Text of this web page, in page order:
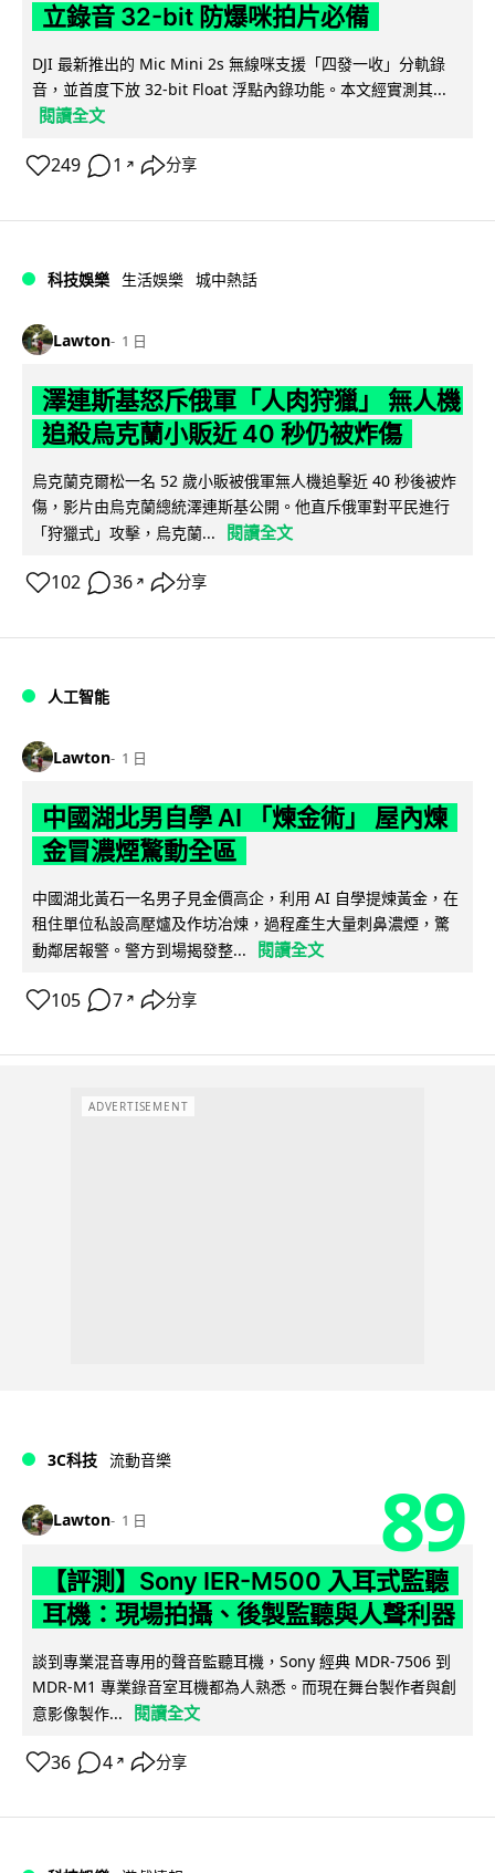
立錄音 32-bit 防爆咪拍片必備
DJI 最新推出的 Mic Mini 2s 無線咪支援「四發一收」分軌錄
音，並首度下放 32-bit Float 浮點內錄功能。本文經實測其...
閱讀全文
249 1 ↗ 分享
科技娛樂 生活娛樂 城中熱話
Lawton 1 日
澤連斯基怒斥俄軍「人肉狩獵」 無人機
追殺烏克蘭小販近 40 秒仍被炸傷
烏克蘭克爾松一名 52 歲小販被俄軍無人機追擊近 40 秒後被炸
傷，影片由烏克蘭總統澤連斯基公開。他直斥俄軍對平民進行
「狩獵式」攻擊，烏克蘭...
閱讀全文
102 36 ↗ 分享
人工智能
Lawton 1 日
中國湖北男自學 AI 「煉金術」 屋內煉
金冒濃煙驚動全區
中國湖北黃石一名男子見金價高企，利用 AI 自學提煉黃金，在
租住單位私設高壓爐及作坊冶煉，過程產生大量刺鼻濃煙，驚
動鄰居報警。警方到場揭發整...
閱讀全文
105 7 ↗ 分享
ADVERTISEMENT
3C科技 流動音樂
Lawton 1 日 89
【評測】Sony IER-M500 入耳式監聽
耳機：現場拍攝、後製監聽與人聲利器
談到專業混音專用的聲音監聽耳機，Sony 經典 MDR-7506 到
MDR-M1 專業錄音室耳機都為人熟悉。而現在舞台製作者與創
意影像製作...
閱讀全文
36 4 ↗ 分享